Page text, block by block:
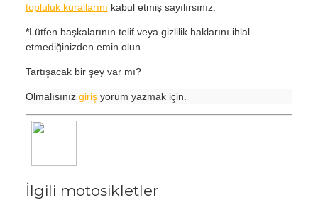
topluluk kurallarını kabul etmiş sayılırsınız.
*Lütfen başkalarının telif veya gizlilik haklarını ihlal
etmediğinizden emin olun.
Tartışacak bir şey var mı?
Olmalısınız girişyorum yazmak için.
İlgili motosikletler